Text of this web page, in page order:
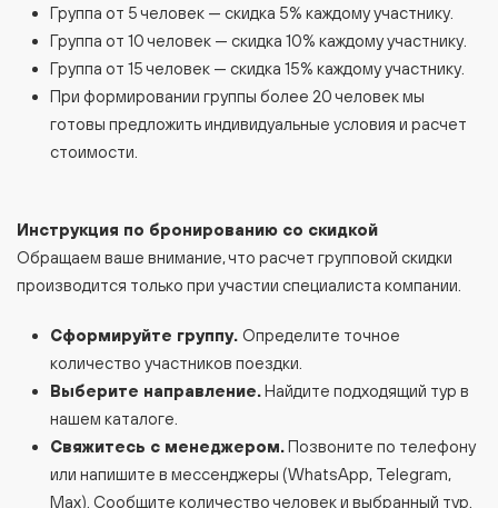
Группа от 5 человек — скидка 5% каждому участнику.
Группа от 10 человек — скидка 10% каждому участнику.
Группа от 15 человек — скидка 15% каждому участнику.
При формировании группы более 20 человек мы
готовы предложить индивидуальные условия и расчет
стоимости.
Инструкция по бронированию со скидкой
Обращаем ваше внимание, что расчет групповой скидки
производится только при участии специалиста компании.
Сформируйте группу. Определите точное
количество участников поездки.
Выберите направление.Найдите подходящий тур в
нашем каталоге.
Свяжитесь с менеджером.Позвоните по телефону
или напишите в мессенджеры (WhatsApp, Telegram,
Max). Сообщите количество человек и выбранный тур.